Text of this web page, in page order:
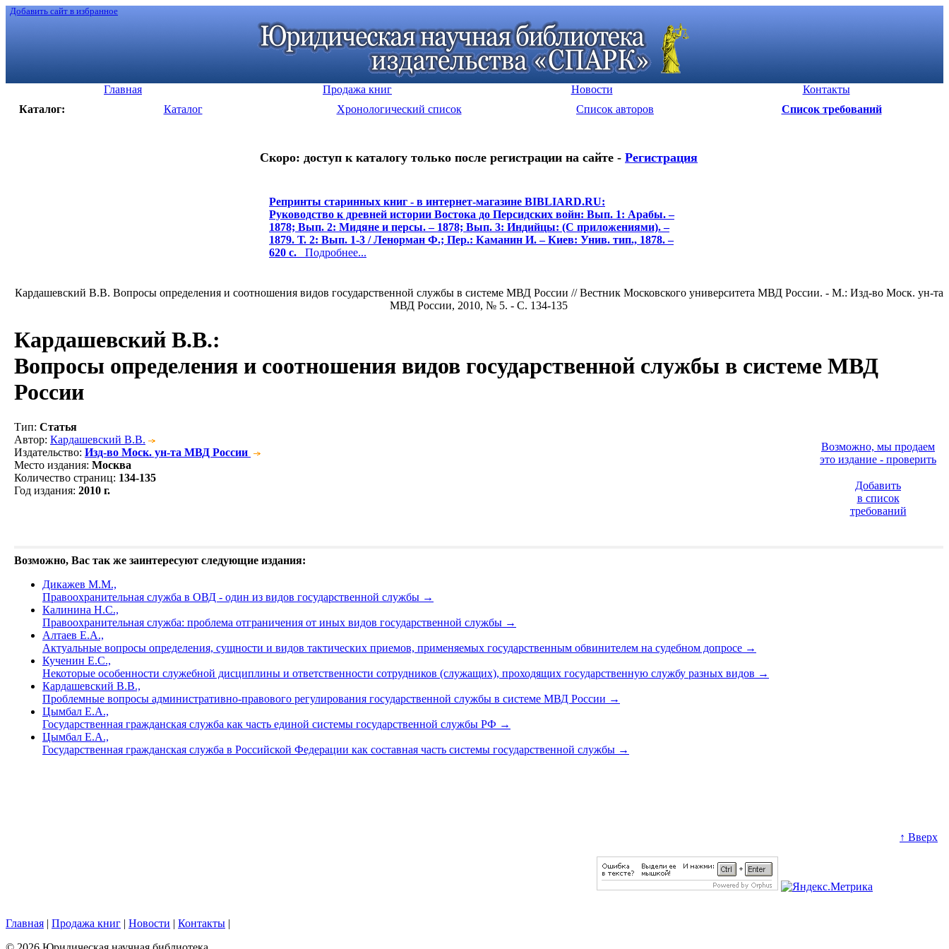
Добавить сайт в избранное
Главная Продажа книг Новости
Контакты
Каталог:
Каталог Хронологический список Список авторов Список требований
Скоро: доступ к каталогу только после регистрации на сайте - Регистрация
Репринты старинных книг - в интернет-магазине BIBLIARD.RU:
Руководство к древней истории Востока до Персидских войн: Вып. 1: Арабы. –
1878; Вып. 2: Мидяне и персы. – 1878; Вып. 3: Индийцы: (С приложениями). –
1879. Т. 2: Вып. 1-3 / Ленорман Ф.; Пер.: Каманин И. – Киев: Унив. тип., 1878. –
620 c. Подробнее...
Кардашевский В.В. Вопросы определения и соотношения видов государственной службы в системе МВД России // Вестник Московского университета МВД России. - М.: Изд-во Моск. ун-та
МВД России, 2010, № 5. - С. 134-135
Кардашевский В.В.:
Вопросы определения и соотношения видов государственной службы в системе МВД
России
Тип: Статья
Автор: Кардашевский В.В.
Издательство: Изд-во Моск. ун-та МВД России
Место издания: Москва
Количество страниц: 134-135
Год издания: 2010 г.
Возможно, мы продаем
это издание - проверить
Добавить
в список
требований
Возможно, Вас так же заинтересуют следующие издания:
Дикажев М.М.,
Правоохранительная служба в ОВД - один из видов государственной службы →
Калинина Н.С.,
Правоохранительная служба: проблема отграничения от иных видов государственной службы →
Алтаев Е.А.,
Актуальные вопросы определения, сущности и видов тактических приемов, применяемых государственным обвинителем на судебном допросе →
Кученин Е.С.,
Некоторые особенности служебной дисциплины и ответственности сотрудников (служащих), проходящих государственную службу разных видов →
Кардашевский В.В.,
Проблемные вопросы административно-правового регулирования государственной службы в системе МВД России →
Цымбал Е.А.,
Государственная гражданская служба как часть единой системы государственной службы РФ →
Цымбал Е.А.,
Государственная гражданская служба в Российской Федерации как составная часть системы государственной службы →
↑ Вверх
Главная | Продажа книг | Новости | Контакты |